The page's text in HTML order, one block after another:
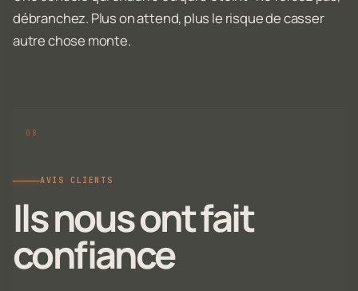
débranchez. Plus on attend, plus le risque de casser
autre chose monte.
AVIS CLIENTS
Ils nous ont fait
confiance